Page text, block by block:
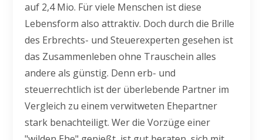
auf 2,4 Mio. Für viele Menschen ist diese
Lebensform also attraktiv. Doch durch die Brille
des Erbrechts- und Steuerexperten gesehen ist
das Zusammenleben ohne Trauschein alles
andere als günstig. Denn erb- und
steuerrechtlich ist der überlebende Partner im
Vergleich zu einem verwitweten Ehepartner
stark benachteiligt. Wer die Vorzüge einer